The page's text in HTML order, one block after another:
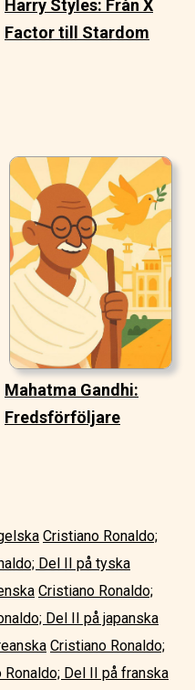
Harry Styles: Från X
Factor till Stardom
Mahatma Gandhi:
Fredsförföljare
Cristiano Ronaldo;
Del II på tyska
Cristiano Ronaldo;
Del II på japanska
Cristiano Ronaldo;
Ronaldo; Del II på franska